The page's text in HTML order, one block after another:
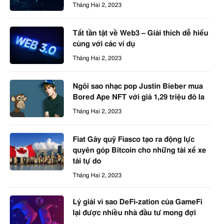
Tháng Hai 2, 2023
Tất tần tật về Web3 – Giải thích dễ hiểu
cùng với các ví dụ
Tháng Hai 2, 2023
Ngôi sao nhạc pop Justin Bieber mua
Bored Ape NFT với giá 1,29 triệu đô la
Tháng Hai 2, 2023
Fiat Gây quỹ Fiasco tạo ra động lực
quyên góp Bitcoin cho những tài xế xe
tải tự do
Tháng Hai 2, 2023
Lý giải vì sao DeFi-zation của GameFi
lại được nhiều nhà đầu tư mong đợi